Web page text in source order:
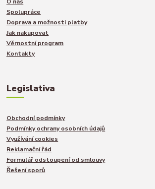
Spolupráce
Doprava a možnosti platby
Jak nakupovat
Věrnostní program
Kontakty
Legislativa
Obchodní podmínky
Podmínky ochrany osobních údajů
Využívání cookies
Reklamační řád
Formulář odstoupení od smlouvy
Řešení sporů